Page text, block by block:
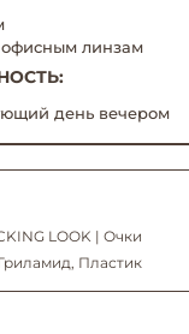
линзам
день вечером
LOOK | Очки
Пластик